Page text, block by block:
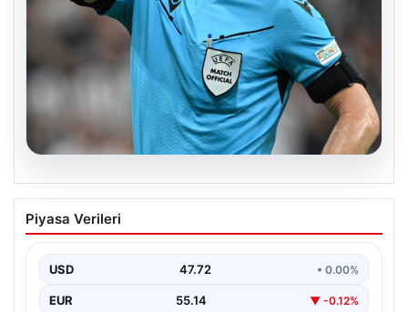
09.08.2026
Beşiktaş-Hradec Kralove Rövanş
Maçını Yönetecek Hakem Belli Oldu
UEFA Avrupa Ligi üçüncü eleme turu rövanş
karşılaşması…
Piyasa Verileri
USD 47.72 • 0.00%
EUR 55.14 ▼ -0.12%